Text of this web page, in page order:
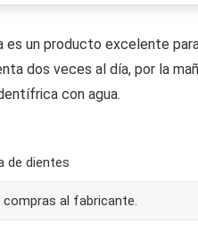
un producto excelente
dos veces al día, por la
con agua.
de dientes
al fabricante.